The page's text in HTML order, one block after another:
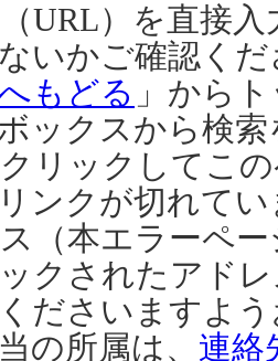
URL）を直接
いかご確認く
もどる 」から
ックスから検
リックしてこ
ンクが切れて
（本エラーペ
クされたアド
ださいますよ
の所属は、 連絡